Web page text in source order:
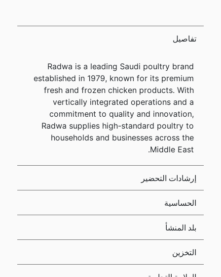
تفاصيل
Radwa is a leading Saudi poultry brand
established in 1979, known for its premium
fresh and frozen chicken products. With
vertically integrated operations and a
commitment to quality and innovation,
Radwa supplies high-standard poultry to
households and businesses across the
Middle East.
إرشادات التحضير
الحساسية
بلد المنشأ
التخزين